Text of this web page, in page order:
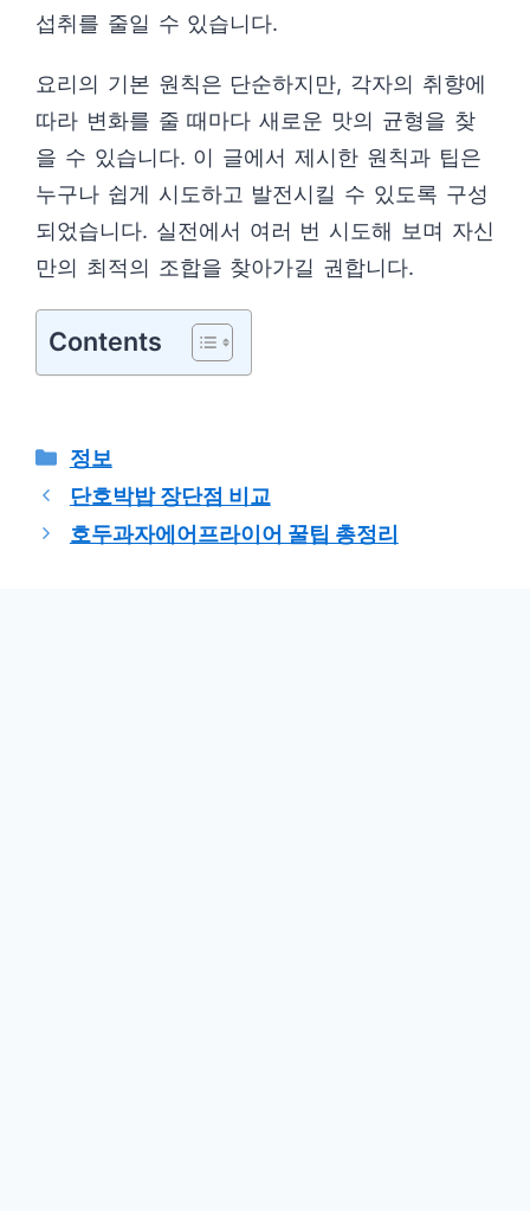
섭취를 줄일 수 있습니다.
요리의 기본 원칙은 단순하지만, 각자의 취향에
따라 변화를 줄 때마다 새로운 맛의 균형을 찾
을 수 있습니다. 이 글에서 제시한 원칙과 팁은
누구나 쉽게 시도하고 발전시킬 수 있도록 구성
되었습니다. 실전에서 여러 번 시도해 보며 자신
만의 최적의 조합을 찾아가길 권합니다.
Contents
카
테
고
리
정보
단호박밥 장단점 비교
호두과자에어프라이어 꿀팁 총정리